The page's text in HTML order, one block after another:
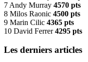
7 Andy Murray 4570 pts
8 Milos Raonic 4500 pts
9 Marin Cilic 4365 pts
10 David Ferrer4295 pts
Les derniers articles